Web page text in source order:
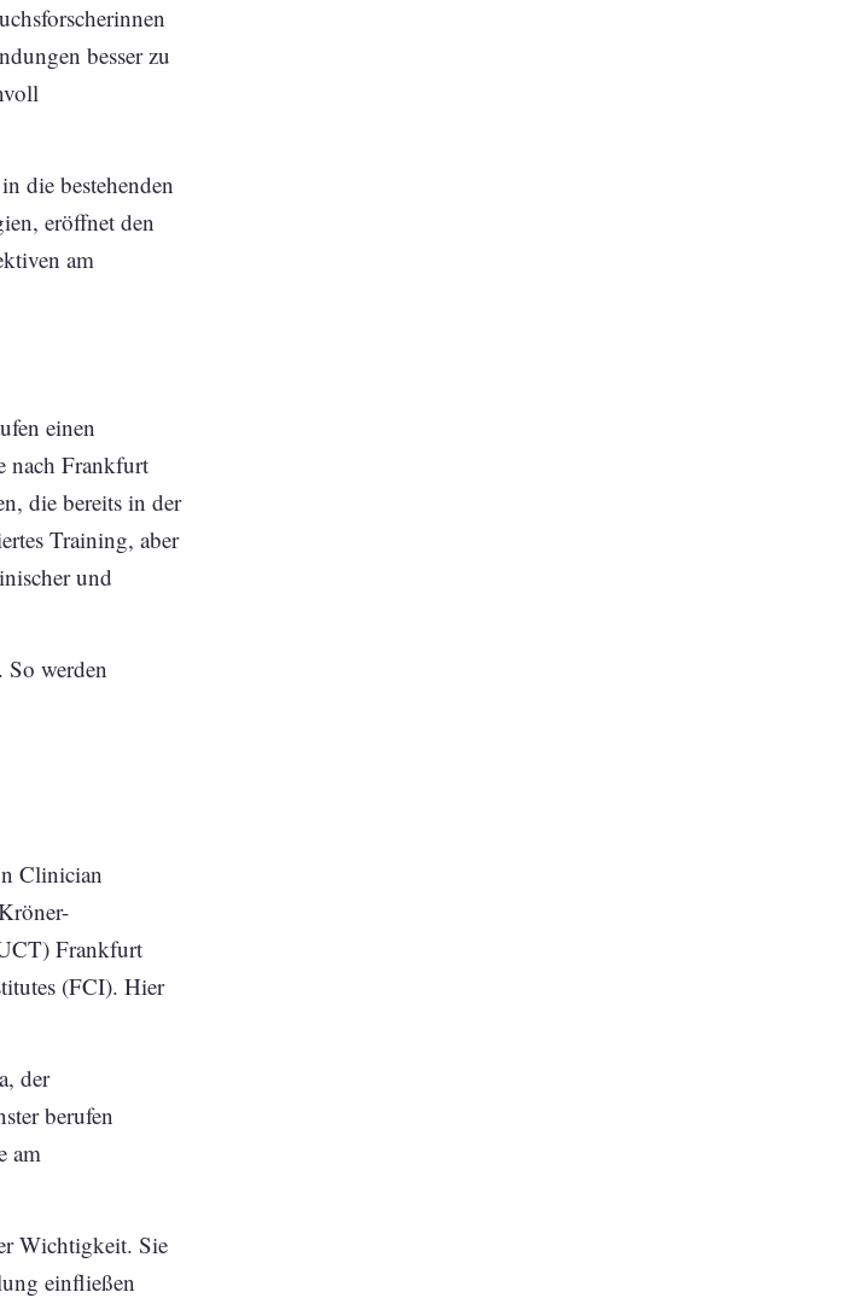
besser zu
die bestehenden
eröffnet den
am
einen
nach Frankfurt
die bereits in der
Training, aber
und
werden
Clinician
Frankfurt
(FCI). Hier
der
berufen
am
Wichtigkeit. Sie
einfließen